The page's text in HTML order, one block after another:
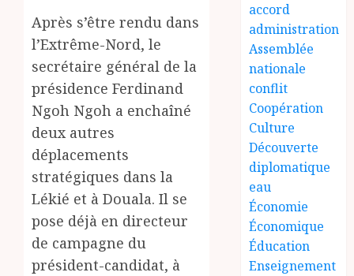
Après s’être rendu dans
l’Extrême-Nord, le
secrétaire général de la
présidence Ferdinand
Ngoh Ngoh a enchaîné
deux autres
déplacements
stratégiques dans la
Lékié et à Douala. Il se
pose déjà en directeur
de campagne du
président-candidat, à
accord
administration
Assemblée
nationale
conflit
Coopération
Culture
Découverte
diplomatique
eau
Économie
Économique
Éducation
Enseignement